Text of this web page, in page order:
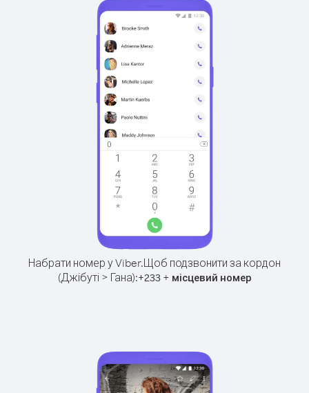
Набрати номер у Viber.Щоб подзвонити за кордон
(Джібуті > Гана):+233+ місцевий номер